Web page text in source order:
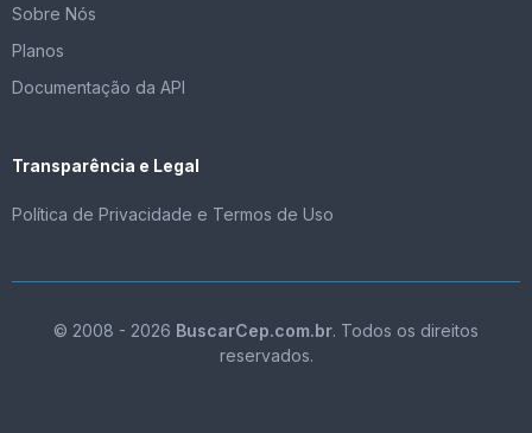
Sobre Nós
Planos
Documentação da API
Transparência e Legal
Política de Privacidade e Termos de Uso
© 2008 - 2026 BuscarCep.com.br. Todos os direitos
reservados.